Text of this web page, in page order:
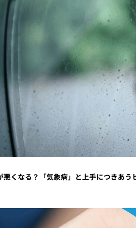
くなる？「気象病」と上手につきあう